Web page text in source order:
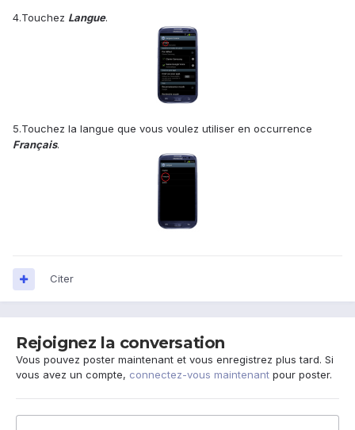
4.Touchez Langue.
5.Touchez la langue que vous voulez utiliser en occurrence
Français.
Citer
Rejoignez la conversation
Vous pouvez poster maintenant et vous enregistrez plus tard. Si
vous avez un compte, connectez-vous maintenant pour poster.